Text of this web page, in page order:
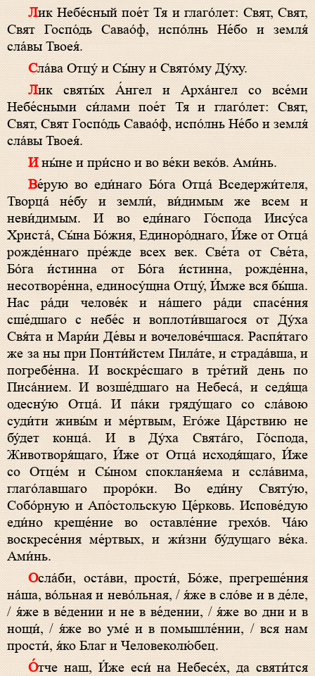
Лик Небе́сный пое́т Тя и глаго́лет: Свят, Свят,
Свят Госпо́дь Савао́ф, испо́лнь Не́бо и земля́
сла́вы Твоея́.
Сла́ва Отцу́ и Сы́ну и Свято́му Ду́ху.
Лик святы́х А́нгел и Арха́нгел со все́ми
Небе́сными си́лами пое́т Тя и глаго́лет: Свят,
Свят, Свят Госпо́дь Савао́ф, испо́лнь Не́бо и земля́
сла́вы Твоея́.
И ны́не и при́сно и во ве́ки веко́в. Ами́нь.
Ве́рую во еди́наго Бо́га Отца́ Вседержи́теля,
Творца́ не́бу и земли́, ви́димым же всем и
неви́димым. И во еди́наго Го́спода Иису́са
Христа́, Сы́на Бо́жия, Единоро́днаго, И́же от Отца́
рожде́ннаго пре́жде всех век. Све́та от Све́та,
Бо́га и́стинна от Бо́га и́стинна, рожде́нна,
несотворе́нна, единосу́щна Отцу́, И́мже вся бы́ша.
Нас ра́ди челове́к и на́шего ра́ди спасе́ния
сше́дшаго с небе́с и воплоти́вшагося от Ду́ха
Свя́та и Мари́и Де́вы и вочелове́чшася. Распя́таго
же за ны при Понти́йстем Пила́те, и страда́вша, и
погребе́нна. И воскре́сшаго в тре́тий день по
Писа́нием. И возше́дшаго на Небеса́, и седя́ща
одесну́ю Отца́. И па́ки гряду́щаго со сла́вою
суди́ти живы́м и ме́ртвым, Его́же Ца́рствию не
бу́дет конца́. И в Ду́ха Свята́го, Го́спода,
Животворя́щаго, И́же от Отца́ исходя́щаго, И́же
со Отце́м и Сы́ном спокланя́ема и ссла́вима,
глаго́лавшаго проро́ки. Во еди́ну Святу́ю,
Собо́рную и Апо́стольскую Це́рковь. Испове́дую
еди́но креще́ние во оставле́ние грехо́в. Ча́ю
воскресе́ния ме́ртвых, и жи́зни бу́дущаго ве́ка.
Ами́нь.
Осла́би, оста́ви, прости́, Бо́же, прегреше́ния
на́ша, во́льная и нево́льная, / я́же в сло́ве и в де́ле,
/ я́же в ве́дении и не в ве́дении, / я́же во дни и в
нощи́, / я́же во уме́ и в помышле́нии, / вся нам
прости́, я́ко Благ и Человеколю́бец.
О́тче наш, И́же еси́ на Небесе́х, да святи́тся